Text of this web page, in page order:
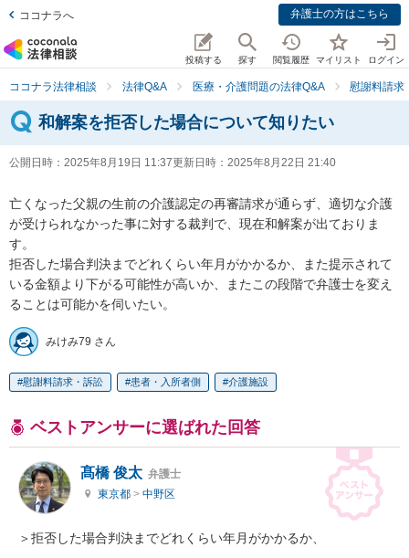
ココナラへ 弁護士の方はこちら
投稿する 探す 閲覧履歴 マイリスト ログイン
ココナラ法律相談 法律Q&A 医療・介護問題の法律Q&A 慰謝料請求
和解案を拒否した場合について知りたい
公開日時： 2025年8月19日 11:37更新日時： 2025年8月22日 21:40
亡くなった父親の生前の介護認定の再審請求が通らず、適切な介護
が受けられなかった事に対する裁判で、現在和解案が出ておりま
す。
拒否した場合判決までどれくらい年月がかかるか、また提示されて
いる金額より下がる可能性が高いか、またこの段階で弁護士を変え
ることは可能かを伺いたい。
みけみ79 さん
慰謝料請求・訴訟 患者・入所者側 介護施設
ベストアンサーに選ばれた回答
髙橋 俊太 弁護士
東京都 > 中野区
＞拒否した場合判決までどれくらい年月がかかるか、